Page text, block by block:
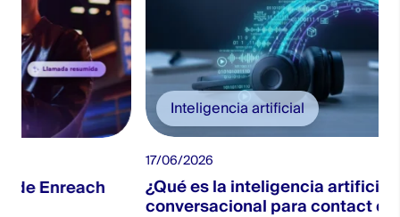
Inteligencia artificial
¿Qué es la inteligencia artificial
conversacional para contact centers?